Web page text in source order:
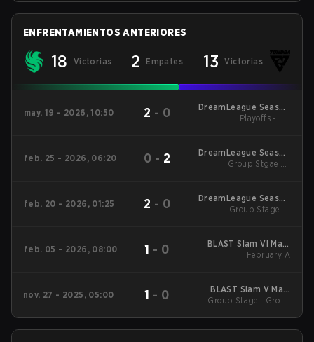
ENFRENTAMIENTOS ANTERIORES
18 Victorias 2 Empates 13 Victorias
may. 19 - 2026, 10:50 2 - 0
DreamLeague Season
29 2026
Playoffs - UB
feb. 25 - 2026, 06:20 0 - 2
DreamLeague Season
28
Group Stgae 2 -
feb. 20 - 2026, 01:25 2 - 0
DreamLeague Season
28
Group Stage 1 -
feb. 05 - 2026, 08:00 1 - 0
BLAST Slam VI Main
Tournament
February A
nov. 27 - 2025, 05:00 1 - 0
BLAST Slam V Main
Event
Group Stage - Group